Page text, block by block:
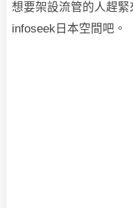
想要架設流管的人趕緊
infoseek日本空間吧。